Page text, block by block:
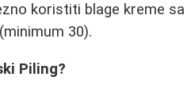
koristiti blage kreme sa
30).
Piling?